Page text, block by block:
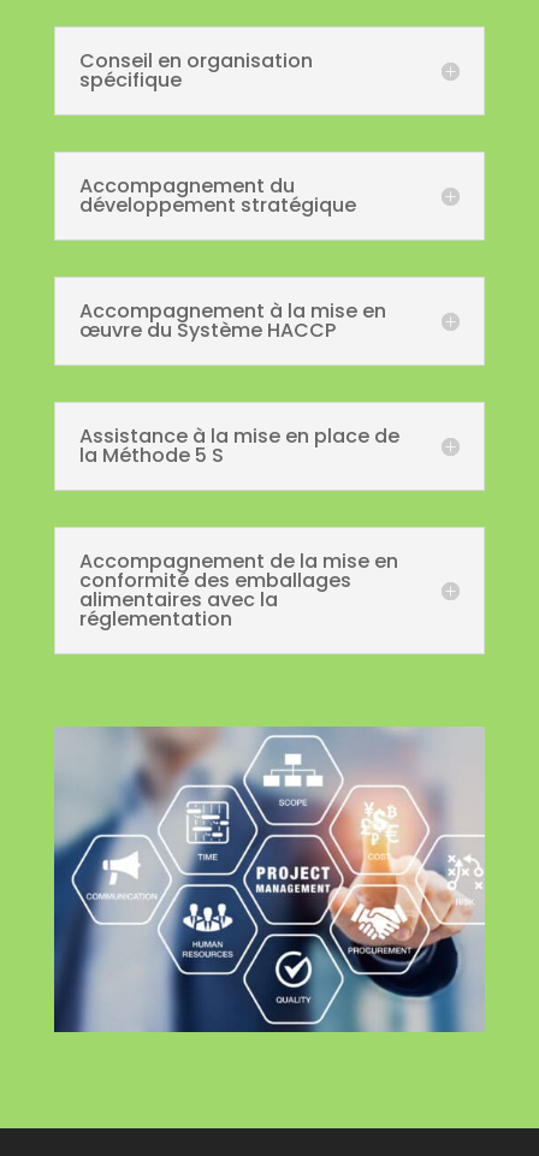
Conseil en organisation
spécifique
Accompagnement du
développement stratégique
Accompagnement à la mise en
œuvre du Système HACCP
Assistance à la mise en place de
la Méthode 5 S
Accompagnement de la mise en
conformité des emballages
alimentaires avec la
réglementation